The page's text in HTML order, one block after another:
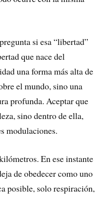
si esa “libertad”
que nace del
una forma más alta de
el mundo, sino una
profunda. Aceptar que
sino dentro de ella,
modulaciones.
En ese instante
de obedecer como uno
posible, solo respiración,